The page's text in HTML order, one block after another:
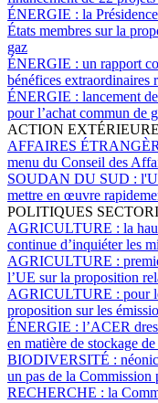
ÉNERGIE : la
États membres sur la
gaz
ÉNERGIE : un rapport
bénéfices extraordinaires
ÉNERGIE : lancement
pour l’achat commun de
ACTION EXTÉRIEURE
AFFAIRES
menu du Conseil des
SOUDAN DU SUD :
mettre en œuvre
POLITIQUES
AGRICULTURE : la
continue d’inquiéter les
AGRICULTURE :
l’UE sur la proposition
AGRICULTURE : pour
proposition sur les
ÉNERGIE : l’ACER
en matière de stockage
BIODIVERSITÉ :
un pas de la Commission
RECHERCHE : la